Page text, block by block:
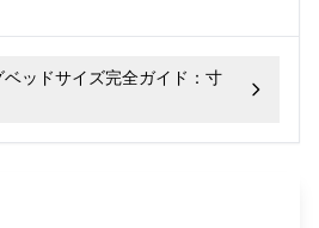
ッドサイズ完全ガイド：寸